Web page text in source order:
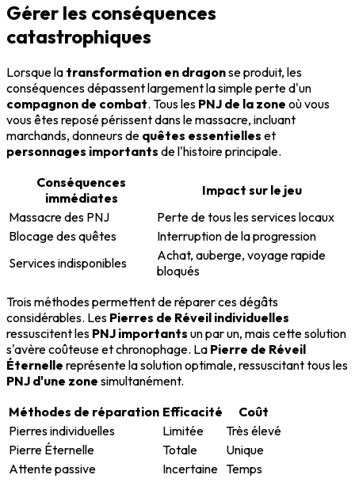
Gérer les conséquences
catastrophiques
Lorsque la transformation en dragonse produit, les
conséquences dépassent largement la simple perte d'un
compagnon de combat. Tous les PNJ de la zone où vous
vous êtes reposé périssent dans le massacre, incluant
marchands, donneurs de quêtes essentielles et
personnages importants de l'histoire principale.
Conséquences
immédiates
Impact sur le jeu
Massacre des PNJ
Perte de tous les services locaux
Blocage des quêtes
Interruption de la progression
Services indisponibles
Achat, auberge, voyage rapide
bloqués
Trois méthodes permettent de réparer ces dégâts
considérables. Les Pierres de Réveil individuelles
ressuscitent les PNJ importants un par un, mais cette solution
s'avère coûteuse et chronophage. La Pierre de Réveil
Éternelle représente la solution optimale, ressuscitant tous les
PNJ d'une zone simultanément.
Méthodes de réparation Efficacité
Coût
Pierres individuelles
Limitée
Très élevé
Pierre Éternelle
Totale
Unique
Attente passive
Incertaine Temps